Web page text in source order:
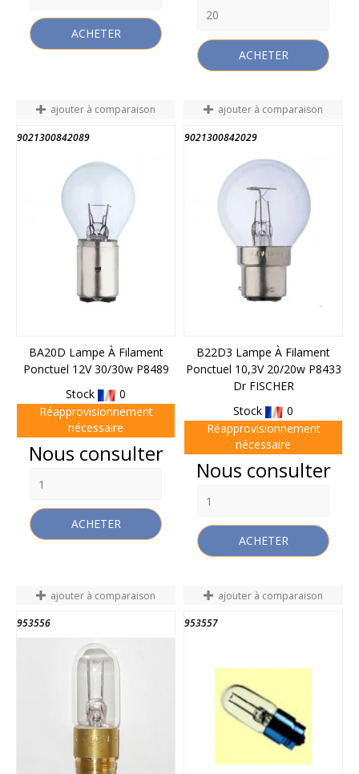
ACHETER
ACHETER
ajouter à comparaison
9021300842089
BA20D Lampe À Filament
Ponctuel 12V 30/30w P8489
Stock
0
Réapprovisionnement
nécessaire
Prix
Nous consulter
ACHETER
ajouter à comparaison
9021300842029
B22D3 Lampe À Filament
Ponctuel 10,3V 20/20w P8433
Dr FISCHER
Stock
0
Réapprovisionnement
nécessaire
Prix
Nous consulter
ACHETER
ajouter à comparaison
953556
ajouter à comparaison
953557